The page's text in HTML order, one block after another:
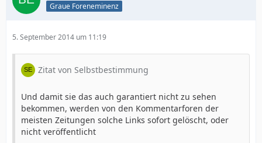
Graue Foreneminenz
5. September 2014 um 11:19
Zitat von Selbstbestimmung
Und damit sie das auch garantiert nicht zu sehen
bekommen, werden von den Kommentarforen der
meisten Zeitungen solche Links sofort gelöscht, oder
nicht veröffentlicht